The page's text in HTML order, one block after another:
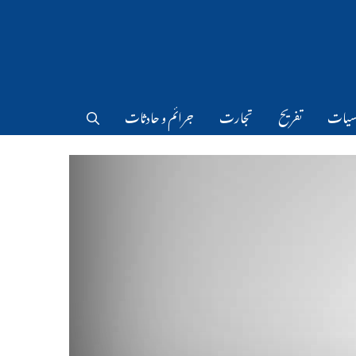
تفریح تجارت جرائم و حادثات